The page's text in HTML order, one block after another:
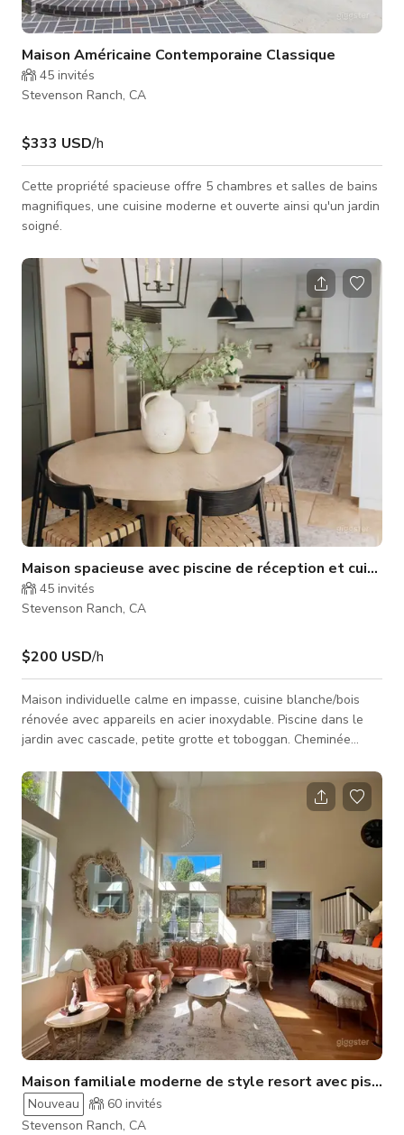
Maison Américaine Contemporaine Classique
45 invités
Stevenson Ranch, CA
$333 USD/h
Cette propriété spacieuse offre 5 chambres et salles de bains
magnifiques, une cuisine moderne et ouverte ainsi qu'un jardin
soigné.
Maison spacieuse avec piscine de réception et cuisine
45 invités
Stevenson Ranch, CA
$200 USD/h
Maison individuelle calme en impasse, cuisine blanche/bois
rénovée avec appareils en acier inoxydable. Piscine dans le
jardin avec cascade, petite grotte et toboggan. Cheminée
extérieur séparé dans la cour. La maison dispose d'une
chambre et salle de bain king size au rez-de-chaussée
pouvant servir de loge. Quartier propre et sécurisé, habitué
aux tournages ! Parking disponible pour véhicules/trucks de
grande taille près du lie
Maison familiale moderne de style resort avec piscine
Nouveau 60 invités
Stevenson Ranch, CA